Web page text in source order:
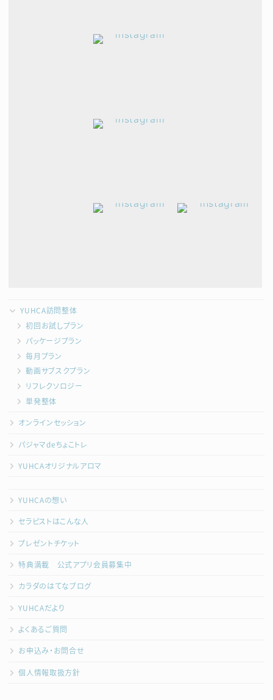
YUHCA訪問整体
初回お試しプラン
パッケージプラン
毎月プラン
動画サブスクプラン
リフレクソロジー
単発整体
オンラインセッション
パジャマdeちょこトレ
YUHCAオリジナルアロマ
YUHCAの想い
セラピストはこんな人
プレゼントチケット
特典満載 公式アプリ会員募集中
カラダのはてなブログ
YUHCAだより
よくあるご質問
お申込み・お問合せ
個人情報取扱方針